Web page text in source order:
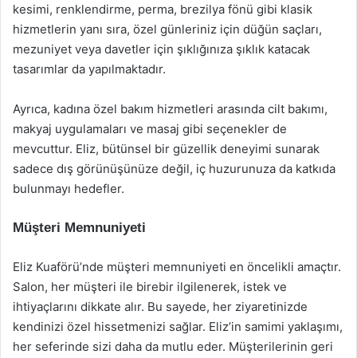
kesimi, renklendirme, perma, brezilya fönü gibi klasik
hizmetlerin yanı sıra, özel günleriniz için düğün saçları,
mezuniyet veya davetler için şıklığınıza şıklık katacak
tasarımlar da yapılmaktadır.
Ayrıca, kadına özel bakım hizmetleri arasında cilt bakımı,
makyaj uygulamaları ve masaj gibi seçenekler de
mevcuttur. Eliz, bütünsel bir güzellik deneyimi sunarak
sadece dış görünüşünüze değil, iç huzurunuza da katkıda
bulunmayı hedefler.
Müşteri Memnuniyeti
Eliz Kuaförü’nde müşteri memnuniyeti en öncelikli amaçtır.
Salon, her müşteri ile birebir ilgilenerek, istek ve
ihtiyaçlarını dikkate alır. Bu sayede, her ziyaretinizde
kendinizi özel hissetmenizi sağlar. Eliz’in samimi yaklaşımı,
her seferinde sizi daha da mutlu eder. Müşterilerinin geri